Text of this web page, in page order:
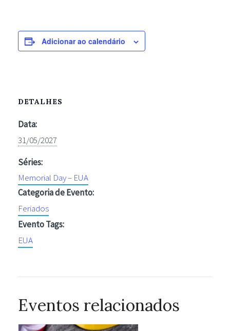
Adicionar ao calendário
DETALHES
Data:
31/05/2027
Séries:
Memorial Day – EUA
Categoria de Evento:
Feriados
Evento Tags:
EUA
Eventos relacionados